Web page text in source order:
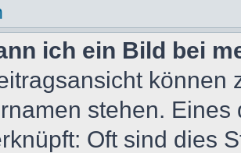
ich ein Bild bei
können
stehen.
Oft sind dies